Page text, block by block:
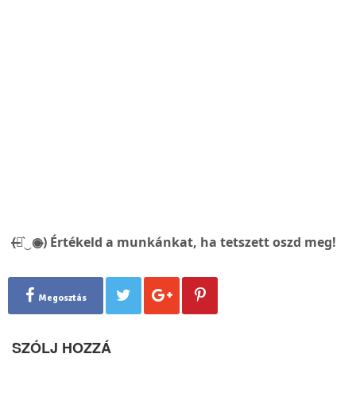
(̶◉͛‿◉̶) Értékeld a munkánkat, ha tetszett oszd meg!
Megosztás
SZÓLJ HOZZÁ